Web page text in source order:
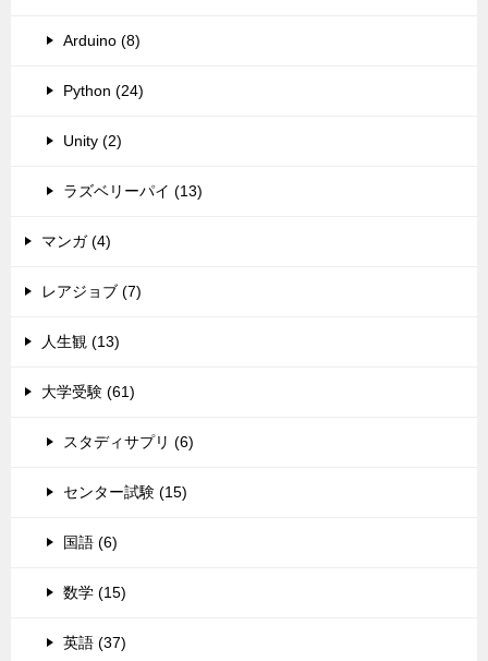
Arduino (8)
Python (24)
Unity (2)
ラズベリーパイ (13)
マンガ (4)
レアジョブ (7)
人生観 (13)
大学受験 (61)
スタディサプリ (6)
センター試験 (15)
国語 (6)
数学 (15)
英語 (37)